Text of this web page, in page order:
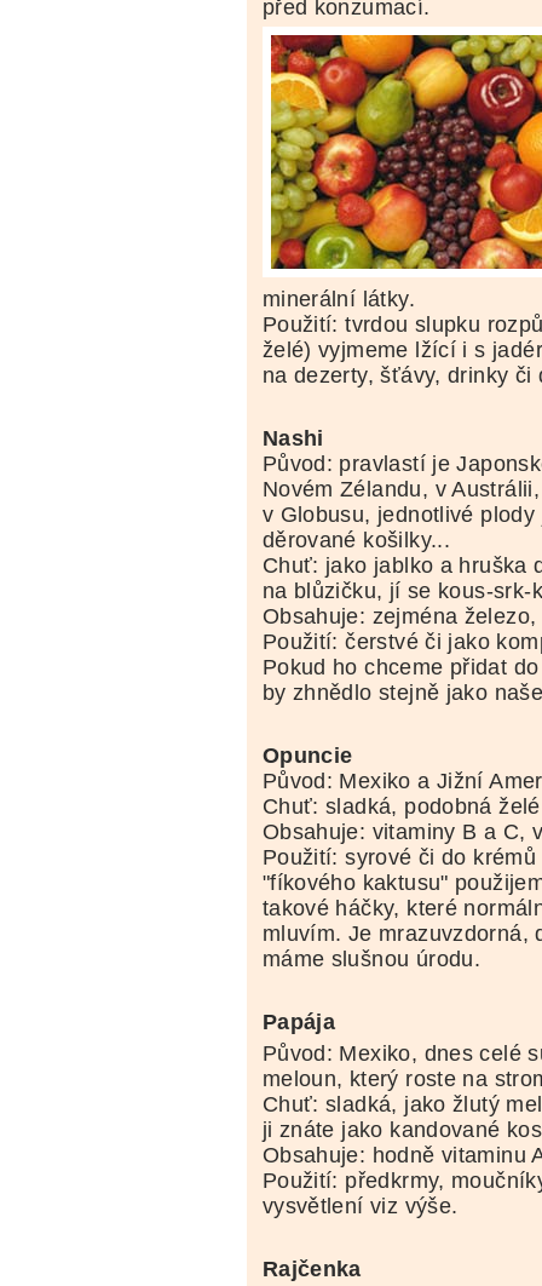
před konzumací.
minerální látky.
Použití: tvrdou slupku
želé) vyjmeme lžící i s
na dezerty, šťávy, drinky či
Nashi
Původ: pravlastí je
Novém Zélandu, v
v Globusu, jednotlivé
děrované košilky...
Chuť: jako jablko a hruška
na blůzičku, jí se kous-srk-
Obsahuje: zejména
Použití: čerstvé či jako
Pokud ho chceme přidat
by zhnědlo stejně jako
Opuncie
Původ: Mexiko a Jižní
Chuť: sladká, podobná
Obsahuje: vitaminy B a C,
Použití: syrové či do
"fíkového kaktusu"
takové háčky, které
mluvím. Je mrazuvzdorná,
máme slušnou úrodu.
Papája
Původ: Mexiko, dnes celé
meloun, který roste na
Chuť: sladká, jako žlutý
ji znáte jako kandované
Obsahuje: hodně vitaminu
Použití: předkrmy,
vysvětlení viz výše.
Rajčenka